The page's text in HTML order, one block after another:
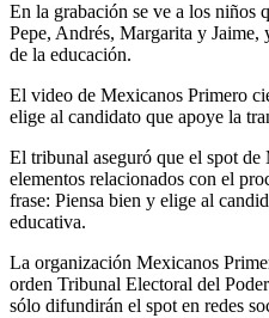
En la grabación se ve a los niños
Pepe, Andrés, Margarita y Jaime,
de la educación.
El video de Mexicanos Primero
elige al candidato que apoye la
El tribunal aseguró que el spot
elementos relacionados con el
frase: Piensa bien y elige al
educativa.
La organización Mexicanos
orden Tribunal Electoral del
sólo difundirán el spot en redes